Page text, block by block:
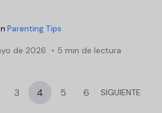
Parenting Tips
de 2026 5 min de lectura
3 4 5 6 SIGUIENTE